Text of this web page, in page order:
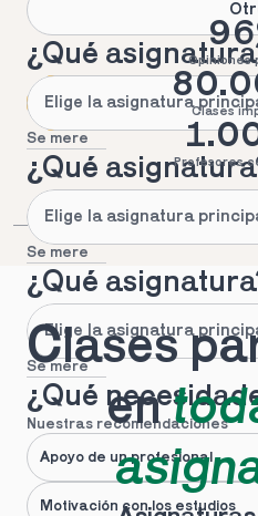
¿Qué
Se mere
¿Qué
Se mere
¿Qué
Se mere
¿Qué
Nuestras recomendaciones
Apoyo de un profesional
Motivación con los estudios
Opiniones
Clases
Profesores
Clases
en